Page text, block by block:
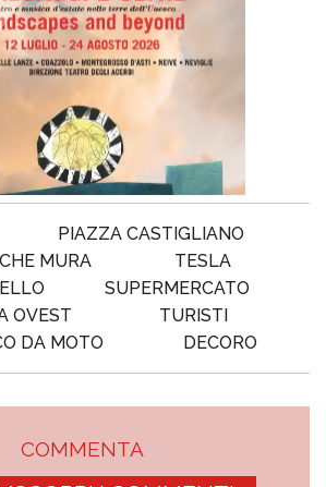
PIAZZA CASTIGLIANO
MURA
TESLA
SUPERMERCATO
OVEST
TURISTI
DA MOTO
DECORO
COMMENTA